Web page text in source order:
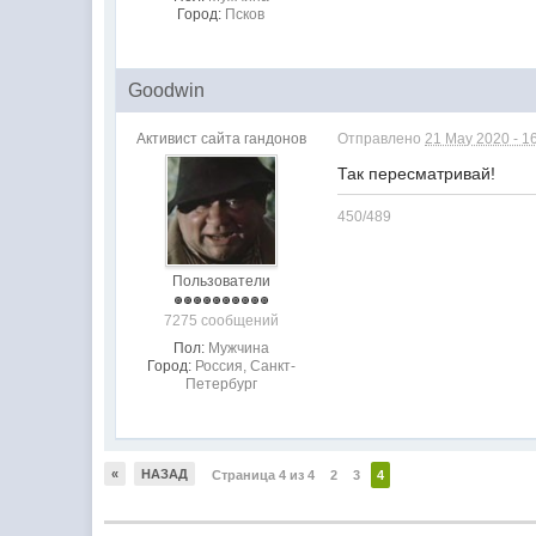
Город: Псков
Goodwin
Активист сайта гандонов
Пользователи
7275 сообщений
Пол: Мужчина
Город: Россия, Санкт-
Петербург
Отправлено21 May 2020 -
Так пересматривай!
450/489
« НАЗАД Страница 4 из 4 2 3 4